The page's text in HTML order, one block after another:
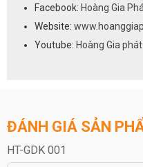
Facebook: Hoàng Gia
Website:
Youtube: Hoàng Gia phát
ĐÁNH GIÁ SẢN
HT-GDK 001